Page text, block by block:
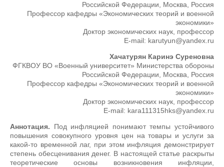
Российской Федерации, Москва, Россия
Профессор кафедры «Экономических теорий и военной
экономики»
Доктор экономических наук, профессор
E-mail: karutyun@yandex.ru
Хачатурян Каринэ Суреновна
ФГКВОУ ВО «Военный университет» Министерства обороны
Российской Федерации, Москва, Россия
Профессор кафедры «Экономических теорий и военной
экономики»
Доктор экономических наук, профессор
E-mail: kara111315hks@yandex.ru
Аннотация. Под инфляцией понимают темпы устойчивого
повышения совокупного уровня цен на товары и услуги за
какой-то временной лаг, при этом инфляция демонстрирует
степень обесценивания денег. В настоящей статье раскрыты
теоретические основы возникновения инфляции,